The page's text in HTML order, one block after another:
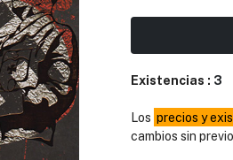
Existencias : 3
Los precios y
cambios sin